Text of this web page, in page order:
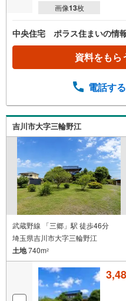
画像13枚
中央住宅 ポラス住まいの情
資料をもら
電話する
吉川市大字三輪野江
武蔵野線 「三郷」駅 徒歩46分
埼玉県吉川市大字三輪野江
土地740m2